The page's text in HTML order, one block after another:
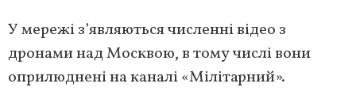
У мережі з’являються численні відео з
дронами над Москвою, в тому числі вони
оприлюднені на каналі «Мілітарний».